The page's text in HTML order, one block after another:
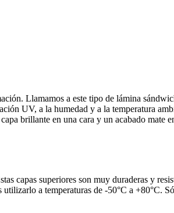
Llamamos a este tipo de lámina
UV, a la humedad y a la temperatura
brillante en una cara y un acabado mate
capas superiores son muy duraderas y
a temperaturas de -50°C a +80°C.